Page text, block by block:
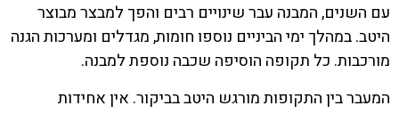
עם השנים, המבנה עבר שינויים רבים והפך למבצר מבוצר
היטב. במהלך ימי הביניים נוספו חומות, מגדלים ומערכות הגנה
מורכבות. כל תקופה הוסיפה שכבה נוספת למבנה.
המעבר בין התקופות מורגש היטב בביקור. אין אחידות